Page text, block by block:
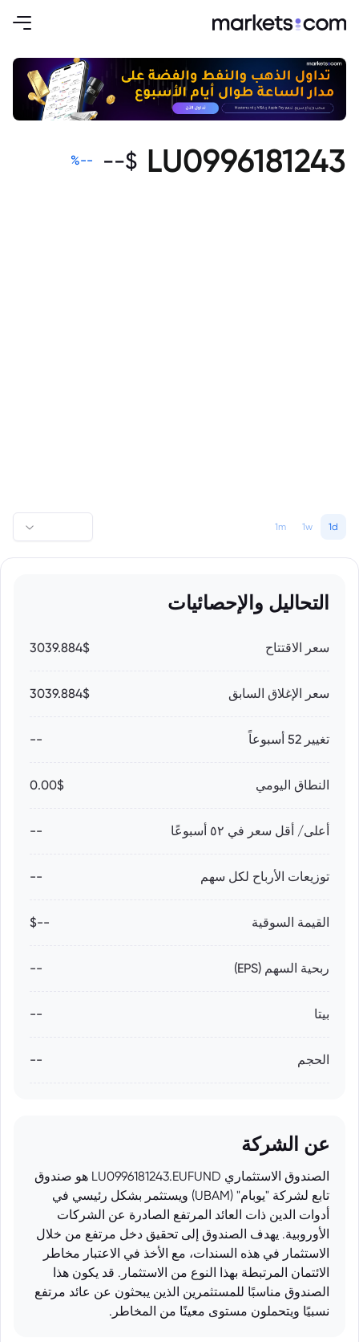
LU0996181243
$
--
--
%
1d
1w
1m
التحاليل والإحصائيات
سعر الاقتتاح 3039.884$
سعر الإغلاق السابق 3039.884$
تغيير 52 أسبوعاً --
النطاق اليومي 0.00$
أعلى/ أقل سعر في ٥٢ أسبوعًا --
توزيعات الأرباح لكل سهم --
القيمة السوقية --$
ربحية السهم (EPS) --
بيتا --
الحجم --
عن الشركة
الصندوق الاستثماري LU0996181243.EUFUND هو صندوق
تابع لشركة "يوبام" (UBAM) ويستثمر بشكل رئيسي في
أدوات الدين ذات العائد المرتفع الصادرة عن الشركات
الأوروبية. يهدف الصندوق إلى تحقيق دخل مرتفع من خلال
الاستثمار في هذه السندات، مع الأخذ في الاعتبار مخاطر
الائتمان المرتبطة بهذا النوع من الاستثمار. قد يكون هذا
الصندوق مناسبًا للمستثمرين الذين يبحثون عن عائد مرتفع
نسبيًا ويتحملون مستوى معينًا من المخاطر.